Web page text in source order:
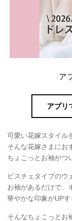
ア
アプリ
可愛い花嫁スタイル
そんな花嫁さまにお
ちょこっとお袖が
ビスチェタイプのウ
お袖があるだけで、
華やかな印象がUP
そんなちょこっとお